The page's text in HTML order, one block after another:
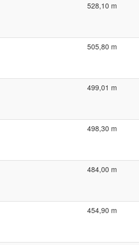
528,10 m
505,80 m
499,01 m
498,30 m
484,00 m
454,90 m